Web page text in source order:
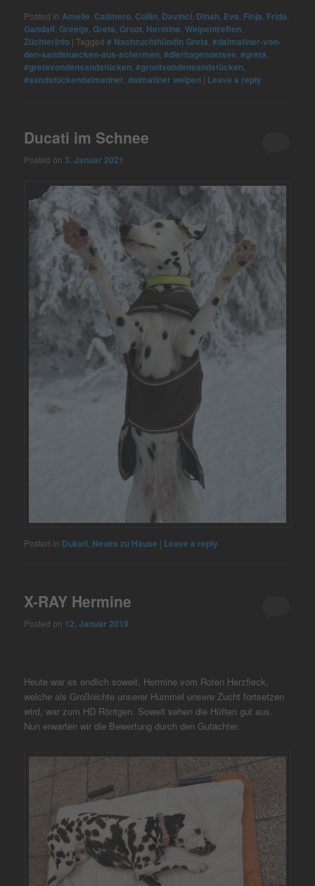
Posted in Amelie ,Calimero ,Collin Davinci Dinah Eva Finja Frida
Gandalf ,Greetje ,Greta ,Groot Hermine ,Welpentreffen
Züchterinfo |Tagged # Nachzuchthündin Greta ,#dalmatiner-von-
den-sandstuecken-aus-schermen ,#dierhagenostsee ,#greta
#gretavondensandstücken ,#grootvondensandstücken
#sandstückendalmatiner ,dalmatiner welpen | Leave a reply
Ducati im Schnee
Posted on3. Januar 2021
Posted in Dukati Neues zu Hause | Leave a reply
X-RAY Hermine
Posted on 12. Januar 2019
Heute war es endlich soweit, Hermine vom Roten Herzfleck,
welche als Großnichte unserer Hummel unsere Zucht fortsetzen
wird, war zum HD Röntgen. Soweit sehen die Hüften gut aus.
Nun erwarten wir die Bewertung durch den Gutachter.